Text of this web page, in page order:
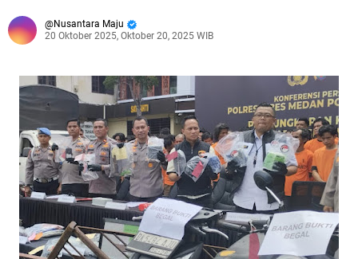
Nusantara Maju
20 Oktober 2025, Oktober 20, 2025 WIB